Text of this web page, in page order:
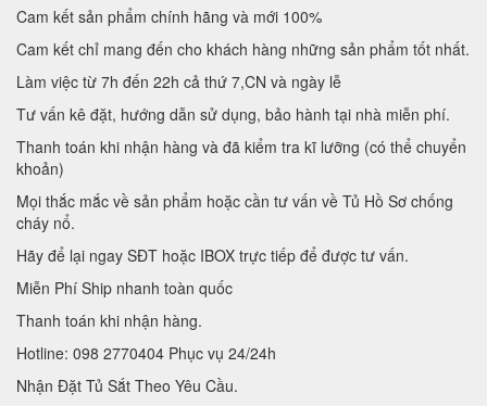
Cam kết sản phẩm chính hãng và mới 100%
Cam kết chỉ mang đến cho khách hàng những sản phẩm tốt nhất.
Làm việc từ 7h đến 22h cả thứ 7,CN và ngày lễ
Tư vấn kê đặt, hướng dẫn sử dụng, bảo hành tại nhà miễn phí.
Thanh toán khi nhận hàng và đã kiểm tra kĩ lưỡng (có thể chuyển
khoản)
Mọi thắc mắc về sản phẩm hoặc cần tư vấn về Tủ Hồ Sơ chống
cháy nổ.
Hãy để lại ngay SĐT hoặc IBOX trực tiếp để được tư vấn.
Miễn Phí Ship nhanh toàn quốc
Thanh toán khi nhận hàng.
Hotline: 098 2770404 Phục vụ 24/24h
Nhận Đặt Tủ Sắt Theo Yêu Cầu.